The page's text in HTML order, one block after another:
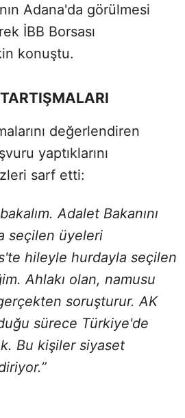
Adana'da görülmesi
İBB Borsası
konuştu.
değerlendiren
yaptıklarını
sarf etti:
Adalet Bakanını
seçilen üyeleri
hileyle hurdayla seçilen
Ahlakı olan, namusu
soruşturur. AK
sürece Türkiye'de
Bu kişiler siyaset